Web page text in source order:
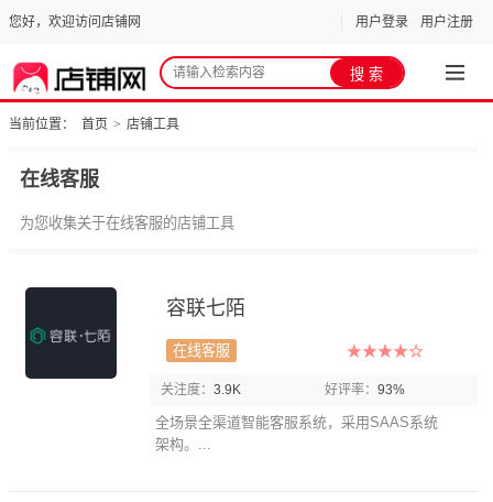
您好，欢迎访问店铺网 用户登录 用户注册
当前位置： 首页 > 店铺工具
在线客服
为您收集关于在线客服的店铺工具
容联七陌
在线客服
关注度： 3.9K 好评率： 93%
全场景全渠道智能客服系统，采用SAAS系统
架构。...